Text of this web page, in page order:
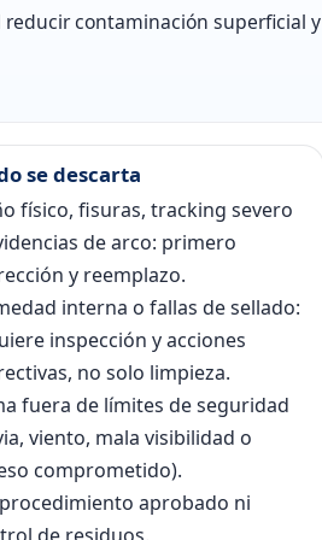
contaminación superficial y
se descarta
físico, fisuras, tracking severo
de arco: primero
y reemplazo.
interna o fallas de sellado:
inspección y acciones
no solo limpieza.
fuera de límites de seguridad
viento, mala visibilidad o
comprometido).
aprobado ni